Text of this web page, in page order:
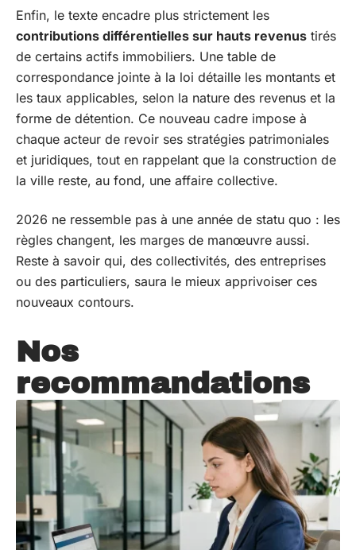
Enfin, le texte encadre plus strictement les
contributions différentielles sur hauts revenus tirés
de certains actifs immobiliers. Une table de
correspondance jointe à la loi détaille les montants et
les taux applicables, selon la nature des revenus et la
forme de détention. Ce nouveau cadre impose à
chaque acteur de revoir ses stratégies patrimoniales
et juridiques, tout en rappelant que la construction de
la ville reste, au fond, une affaire collective.
2026 ne ressemble pas à une année de statu quo : les
règles changent, les marges de manœuvre aussi.
Reste à savoir qui, des collectivités, des entreprises
ou des particuliers, saura le mieux apprivoiser ces
nouveaux contours.
Nos
recommandations